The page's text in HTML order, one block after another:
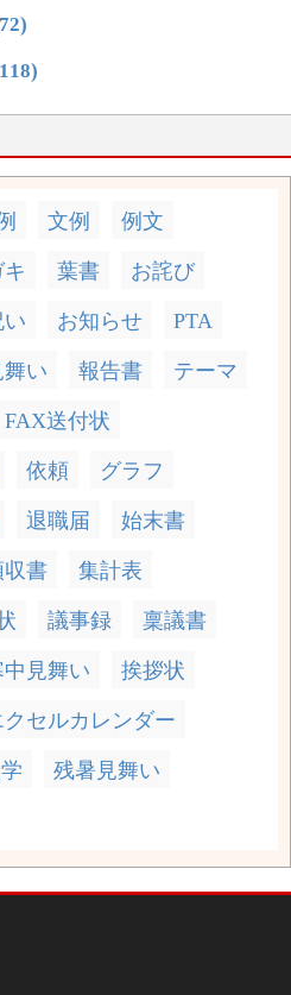
文例 例文
葉書 お詫び
い お知らせ PTA
い 報告書 テーマ
FAX送付状
依頼 グラフ
退職届 始末書
収書 集計表
議事録 稟議書
中見舞い 挨拶状
クセルカレンダー
残暑見舞い